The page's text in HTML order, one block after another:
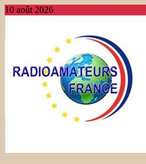
10 août 2026